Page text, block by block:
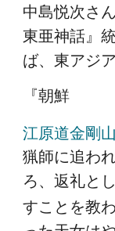
中島悦次さ
東亜神話』
ば、東アジ
『朝鮮
江原道金剛
猟師に追わ
ろ、返礼と
すことを教